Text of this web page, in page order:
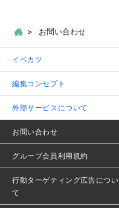
お問い合わせ
イベカツ
編集コンセプト
外部サービスについて
お問い合わせ
グループ会員利用規約
行動ターゲティング広告につい
て